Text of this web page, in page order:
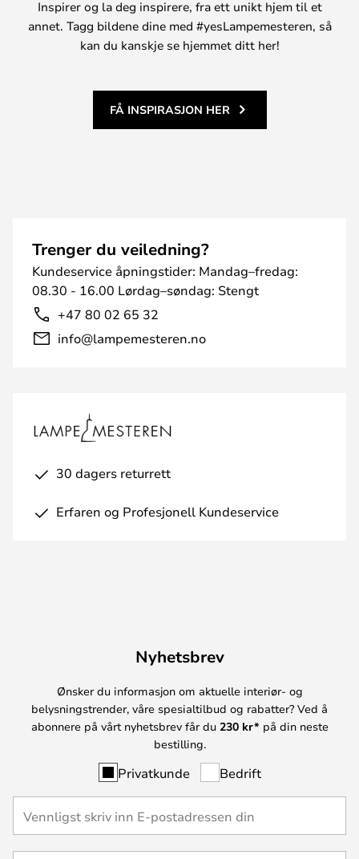
Inspirer og la deg inspirere, fra ett unikt hjem til et
annet. Tagg bildene dine med #yesLampemesteren, så
kan du kanskje se hjemmet ditt her!
FÅ INSPIRASJON HER
Trenger du veiledning?
Kundeservice åpningstider: Mandag–fredag:
08.30 - 16.00 Lørdag–søndag: Stengt
+47 80 02 65 32
info@lampemesteren.no
30 dagers returrett
Erfaren og Profesjonell Kundeservice
Nyhetsbrev
Ønsker du informasjon om aktuelle interiør- og
belysningstrender, våre spesialtilbud og rabatter? Ved å
abonnere på vårt nyhetsbrev får du 230 kr* på din neste
bestilling.
Privatkunde Bedrift